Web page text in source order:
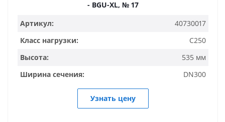
- BGU-XL, № 17
Артикул:
40730017
Класс нагрузки:
C250
Высота:
535 мм
Ширина сечения:
DN300
Узнать цену